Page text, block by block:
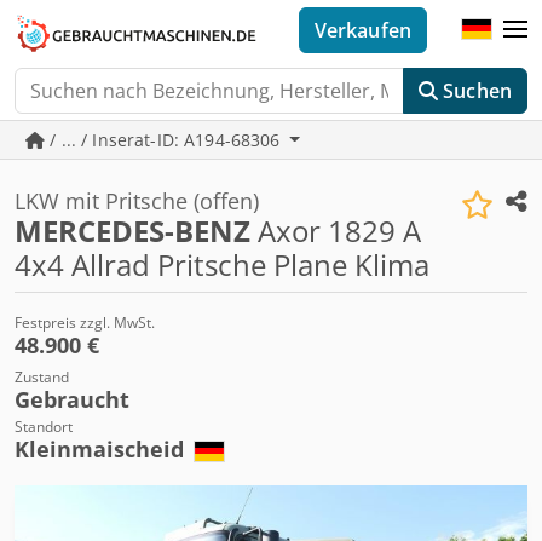
Suchen
Verkaufen
/ ... / Inserat-ID: A194-68306
LKW mit Pritsche (offen)
MERCEDES-BENZAxor 1829 A
4x4 Allrad Pritsche Plane Klima
Festpreis zzgl. MwSt.
48.900 €
Zustand
Gebraucht
Standort
Kleinmaischeid